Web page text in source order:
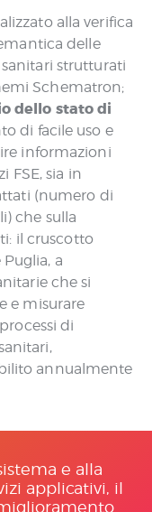
alla verifica
delle
strutturati
Schematron;
dello stato di
di facile uso e
informazioni
FSE, sia in
(numero di
che sulla
il cruscotto
a
che si
e misurare
di
annualmente
e alla
applicativi, il